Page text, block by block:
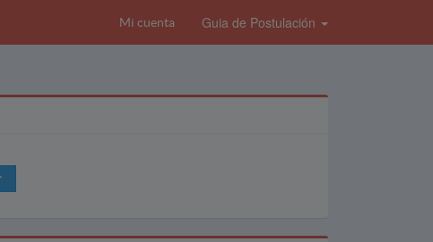
Mi cuenta Guia de Postulación